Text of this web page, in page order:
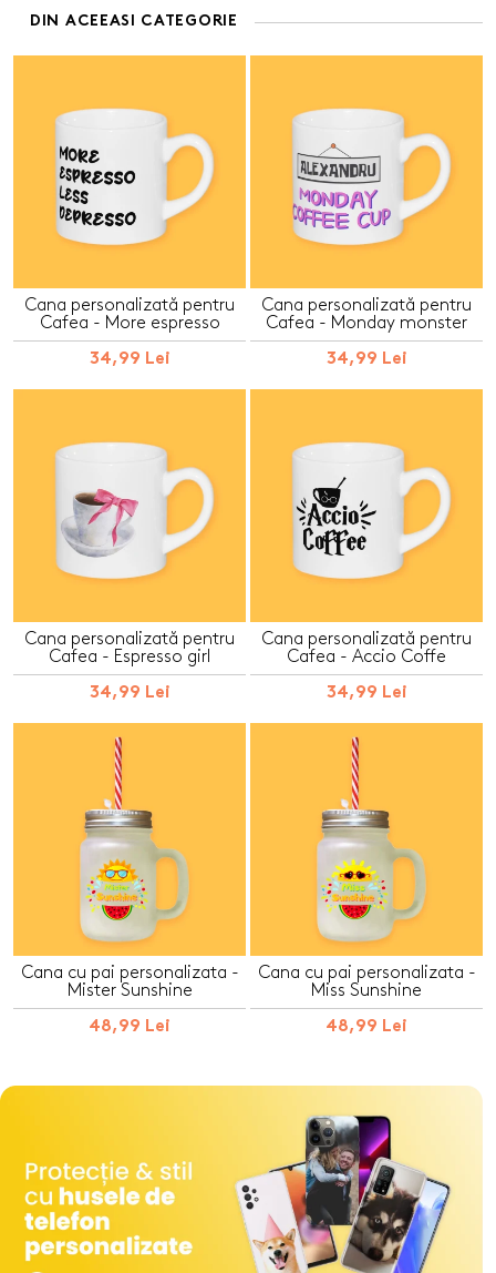
DIN ACEEASI CATEGORIE
Cana personalizată pentru
Cafea - More espresso
34,99 Lei
Cana personalizată pentru
Cafea - Monday monster
34,99 Lei
Cana personalizată pentru
Cafea - Espresso girl
34,99 Lei
Cana personalizată pentru
Cafea - Accio Coffe
34,99 Lei
Cana cu pai personalizata -
Mister Sunshine
48,99 Lei
Cana cu pai personalizata -
Miss Sunshine
48,99 Lei